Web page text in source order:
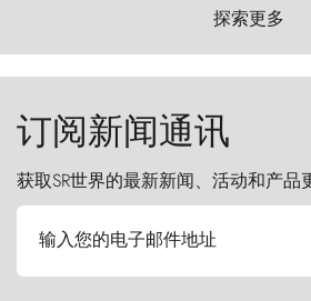
以远古的怒号雕琢着自然，而
del Paine）则宛如石砌的哨兵
起挑战。
探索更多
订阅新闻通讯
获取SR世界的最新新闻、活动和产品
输入您的电子邮件地址